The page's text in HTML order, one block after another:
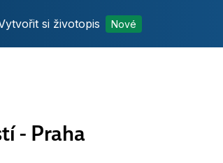
si životopis Nové
- Praha